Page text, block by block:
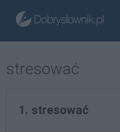
stresować
1. stresować